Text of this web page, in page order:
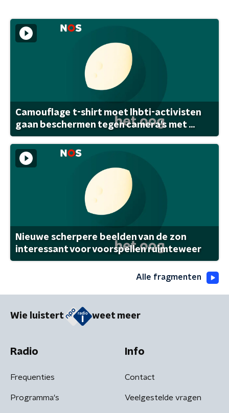
Camouflage t-shirt moet lhbti-activisten
gaan beschermen tegen camera's met ...
Nieuwe scherpere beelden van de zon
interessant voor voorspellen ruimteweer
Alle fragmenten
Wie luistert weet meer
Radio
Frequenties
Programma's
Info
Contact
Veelgestelde vragen